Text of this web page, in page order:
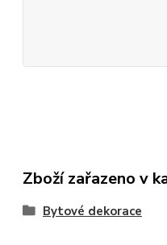
Zboží zařazeno v
Bytové dekorace